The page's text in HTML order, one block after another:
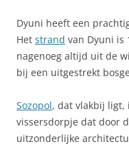
Dyuni heeft een
Het strand van Dyuni is
nagenoeg altijd uit de
bij een uitgestrekt
Sozopol, dat vlakbij ligt,
vissersdorpje dat door
uitzonderlijke